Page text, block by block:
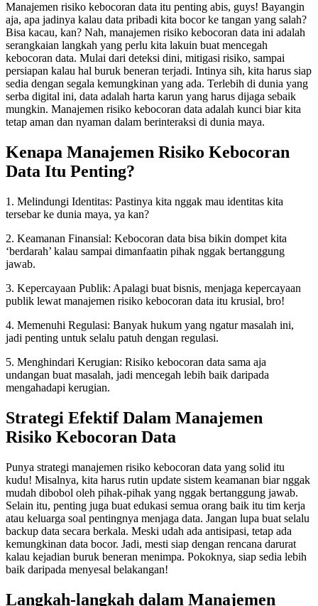
Manajemen risiko kebocoran data itu penting abis, guys! Bayangin
aja, apa jadinya kalau data pribadi kita bocor ke tangan yang salah?
Bisa kacau, kan? Nah, manajemen risiko kebocoran data ini adalah
serangkaian langkah yang perlu kita lakuin buat mencegah
kebocoran data. Mulai dari deteksi dini, mitigasi risiko, sampai
persiapan kalau hal buruk beneran terjadi. Intinya sih, kita harus siap
sedia dengan segala kemungkinan yang ada. Terlebih di dunia yang
serba digital ini, data adalah harta karun yang harus dijaga sebaik
mungkin. Manajemen risiko kebocoran data adalah kunci biar kita
tetap aman dan nyaman dalam berinteraksi di dunia maya.
Kenapa Manajemen Risiko Kebocoran
Data Itu Penting?
1. Melindungi Identitas: Pastinya kita nggak mau identitas kita
tersebar ke dunia maya, ya kan?
2. Keamanan Finansial: Kebocoran data bisa bikin dompet kita
‘berdarah’ kalau sampai dimanfaatin pihak nggak bertanggung
jawab.
3. Kepercayaan Publik: Apalagi buat bisnis, menjaga kepercayaan
publik lewat manajemen risiko kebocoran data itu krusial, bro!
4. Memenuhi Regulasi: Banyak hukum yang ngatur masalah ini,
jadi penting untuk selalu patuh dengan regulasi.
5. Menghindari Kerugian: Risiko kebocoran data sama aja
undangan buat masalah, jadi mencegah lebih baik daripada
mengahadapi kerugian.
Strategi Efektif Dalam Manajemen
Risiko Kebocoran Data
Punya strategi manajemen risiko kebocoran data yang solid itu
kudu! Misalnya, kita harus rutin update sistem keamanan biar nggak
mudah dibobol oleh pihak-pihak yang nggak bertanggung jawab.
Selain itu, penting juga buat edukasi semua orang baik itu tim kerja
atau keluarga soal pentingnya menjaga data. Jangan lupa buat selalu
backup data secara berkala. Meski udah ada antisipasi, tetap ada
kemungkinan data bocor. Jadi, mesti siap dengan rencana darurat
kalau kejadian buruk beneran menimpa. Pokoknya, siap sedia lebih
baik daripada menyesal belakangan!
Langkah-langkah dalam Manajemen